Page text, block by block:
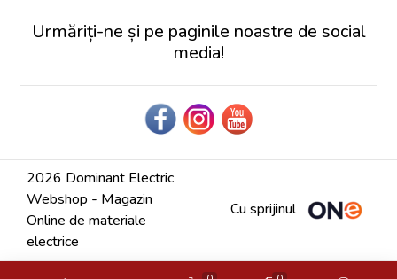
Urmăriți-ne și pe paginile noastre de social
media!
2026 Dominant Electric
Webshop - Magazin
Online de materiale
electrice
Cu sprijinul